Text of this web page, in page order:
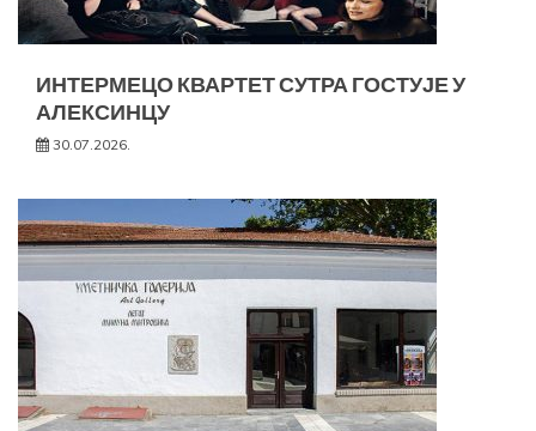
ИНТЕРМЕЦО КВАРТЕТ СУТРА ГОСТУЈЕ У
АЛЕКСИНЦУ
30.07.2026.